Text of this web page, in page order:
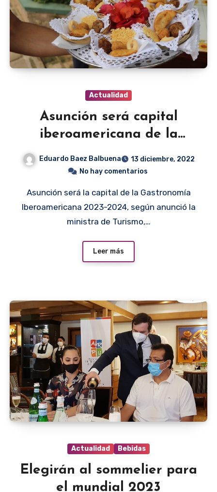
Actualidad
Asunción será capital
iberoamericana de la
Eduardo Baez Balbuena
13 diciembre, 2022
No hay comentarios
Asunción será la capital de la Gastronomía
Iberoamericana 2023-2024, según anunció la
ministra de Turismo,…
Leer más
Actualidad Bebidas
Elegirán al sommelier para
el mundial 2023